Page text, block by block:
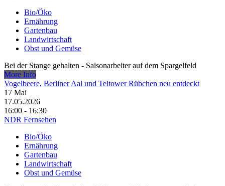
Bio/Öko
Ernährung
Gartenbau
Landwirtschaft
Obst und Gemüse
Bei der Stange gehalten - Saisonarbeiter auf dem Spargelfeld
More Info
Vogelbeere, Berliner Aal und Teltower Rübchen neu entdeckt
17 Mai
17.05.2026
16:00 - 16:30
NDR Fernsehen
Bio/Öko
Ernährung
Gartenbau
Landwirtschaft
Obst und Gemüse